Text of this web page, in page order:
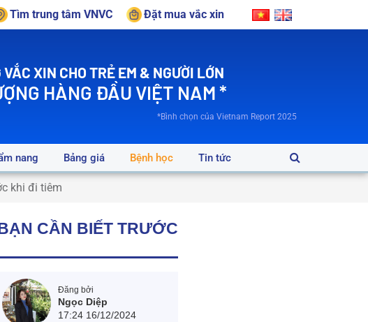
Tìm trung tâm VNVC Đặt mua vắc xin
XIN CHO TRẺ EM & NGƯỜI LỚN
HÀNG ĐẦU VIỆT NAM *
*Bình chọn của Vietnam Report 2025
nang Bảng giá Bệnh học Tin tức
khi đi tiêm
CẦN BIẾT TRƯỚC
Đăng bởi
Ngọc Diệp
17:24 16/12/2024